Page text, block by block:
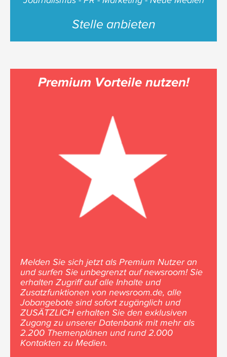
Stelle anbieten
Premium Vorteile nutzen!
Melden Sie sich jetzt als Premium Nutzer an
und surfen Sie unbegrenzt auf newsroom! Sie
erhalten Zugriff auf alle Inhalte und
Zusatzfunktionen von newsroom.de, alle
Jobangebote sind sofort zugänglich und
ZUSÄTZLICH erhalten Sie den exklusiven
Zugang zu unserer Datenbank mit mehr als
2.200 Themenplänen und rund 2.000
Kontakten zu Medien.